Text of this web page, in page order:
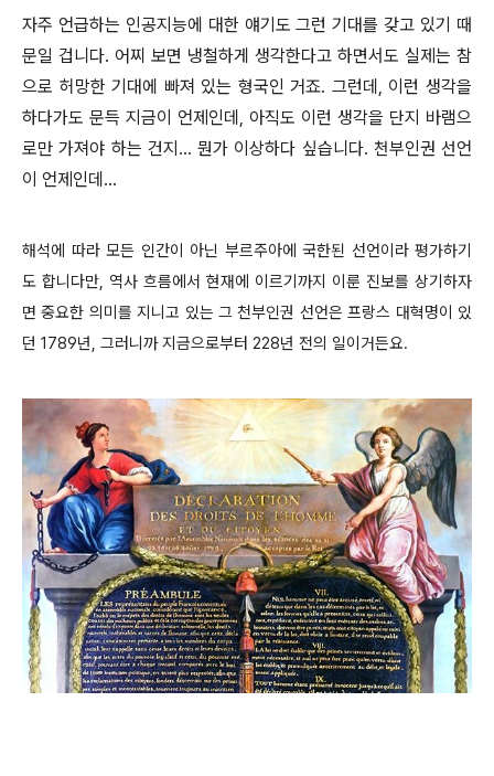
자주 언급하는 인공지능에 대한 얘기도 그런 기대를 갖고 있기 때
문일 겁니다. 어찌 보면 냉철하게 생각한다고 하면서도 실제는 참
으로 허망한 기대에 빠져 있는 형국인 거죠. 그런데, 이런 생각을
하다가도 문득 지금이 언제인데, 아직도 이런 생각을 단지 바램으
로만 가져야 하는 건지... 뭔가 이상하다 싶습니다. 천부인권 선언
이 언제인데...
해석에 따라 모든 인간이 아닌 부르주아에 국한된 선언이라 평가하기
도 합니다만, 역사 흐름에서 현재에 이르기까지 이룬 진보를 상기하자
면 중요한 의미를 지니고 있는 그 천부인권 선언은 프랑스 대혁명이 있
던 1789년, 그러니까 지금으로부터 228년 전의 일이거든요.